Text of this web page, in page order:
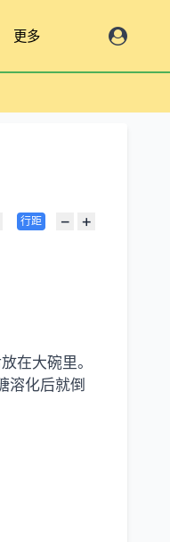
更多
行距 − +
在大碗里。
溶化后就倒